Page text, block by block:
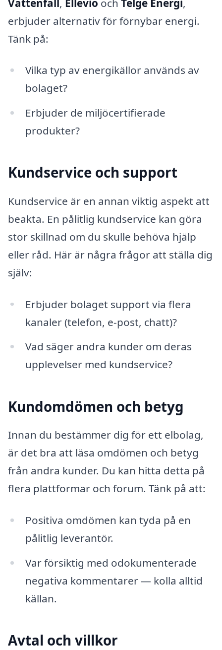
erbjuder alternativ för förnybar energi.
Tänk på:
Vilka typ av energikällor används av
bolaget?
Erbjuder de miljöcertifierade
produkter?
Kundservice och support
Kundservice är en annan viktig aspekt att
beakta. En pålitlig kundservice kan göra
stor skillnad om du skulle behöva hjälp
eller råd. Här är några frågor att ställa dig
själv:
Erbjuder bolaget support via flera
kanaler (telefon, e-post, chatt)?
Vad säger andra kunder om deras
upplevelser med kundservice?
Kundomdömen och betyg
Innan du bestämmer dig för ett elbolag,
är det bra att läsa omdömen och betyg
från andra kunder. Du kan hitta detta på
flera plattformar och forum. Tänk på att:
Positiva omdömen kan tyda på en
pålitlig leverantör.
Var försiktig med odokumenterade
negativa kommentarer — kolla alltid
källan.
Avtal och villkor